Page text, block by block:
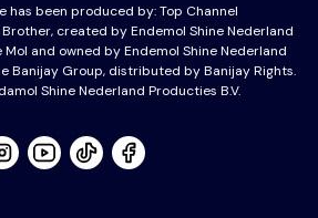
has been produced by:Top Channel
created by Endemol Shine Nederland
Mol and owned by Endemol Shine Nederland
Banijay Group, distributed by Banijay Rights.
Shine Nederland Producties B.V.